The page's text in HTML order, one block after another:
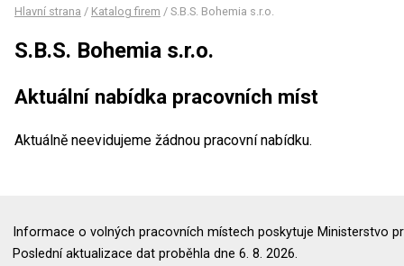
Hlavní strana / Katalog firem / S.B.S. Bohemia s.r.o.
S.B.S. Bohemia s.r.o.
Aktuální nabídka pracovních míst
Aktuálně neevidujeme žádnou pracovní nabídku.
Informace o volných pracovních místech poskytuje Ministerstvo
Poslední aktualizace dat proběhla dne 6. 8. 2026.